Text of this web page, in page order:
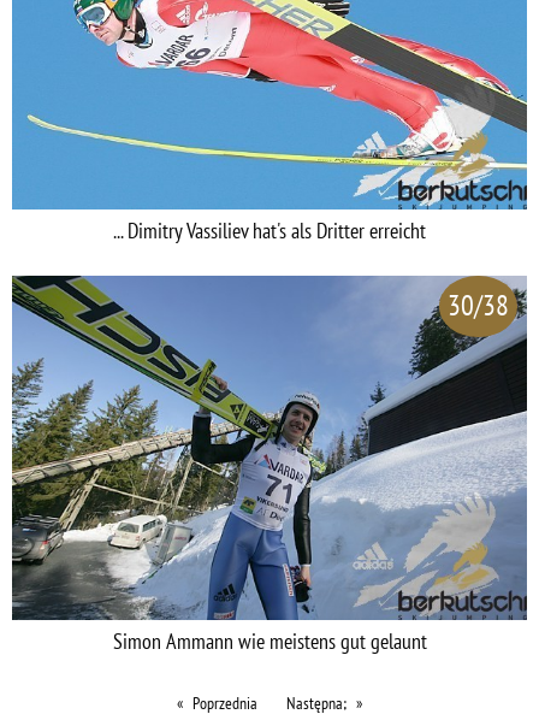
... Dimitry Vassiliev hat's als Dritter erreicht
30/38
Simon Ammann wie meistens gut gelaunt
Poprzednia Następna;